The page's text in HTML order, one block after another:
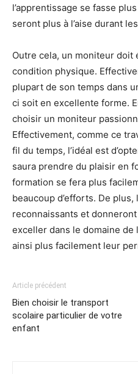
l’apprentissage se fasse
seront plus à l’aise durant
Outre cela, un moniteur doit
condition physique.
plupart de son temps dans
ci soit en excellente forme.
choisir un moniteur
Effectivement, comme ce
fil du temps, l’idéal est
saura prendre du plaisir en
formation se fera plus
beaucoup d’efforts. De
reconnaissants et
exceller dans le domaine
ainsi plus facilement leur
Article précédent
Bien choisir le transport
scolaire particulier de votre
enfant